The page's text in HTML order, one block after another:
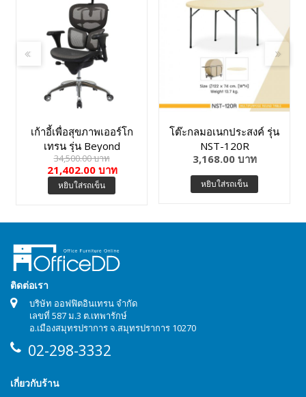
เก้าอี้เพื่อสุขภาพเออร์โก
เทรน รุ่น Beyond
Butterfly-01BMM
34,500.00 บาท
21,402.00 บาท
หยิบใส่รถเข็น
โต๊ะกลมอเนกประสงค์ รุ่น
NST-120R
3,168.00 บาท
หยิบใส่รถเข็น
ติดต่อเรา
บริษัท ออฟฟิตอินเทรน จำกัด
เลขที่ 587 ม.3 ต.เทพารักษ์
อ.เมืองสมุทรปราการ จ.สมุทรปราการ 10270
02-298-3332
เกี่ยวกับร้าน